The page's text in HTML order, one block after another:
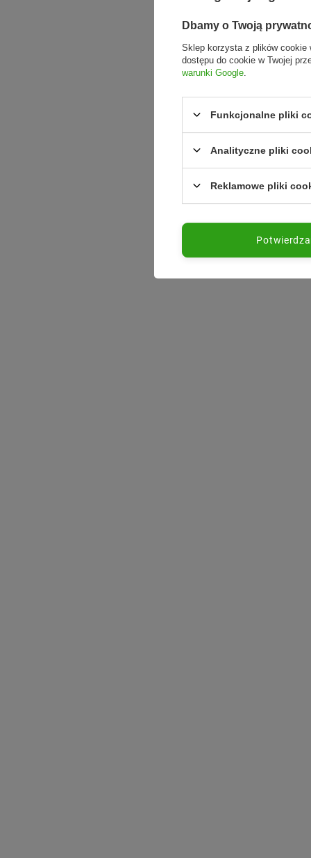
Dbamy o Twoją
Sklep korzysta z plików cookie
dostępu do cookie w Twojej
warunki Google
Funkcjonalne pliki
Analityczne pliki
Reklamowe pliki